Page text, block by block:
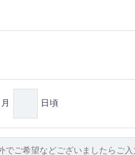
月 日頃